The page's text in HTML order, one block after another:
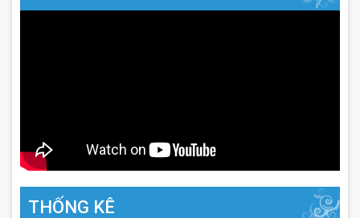
THỐNG KÊ